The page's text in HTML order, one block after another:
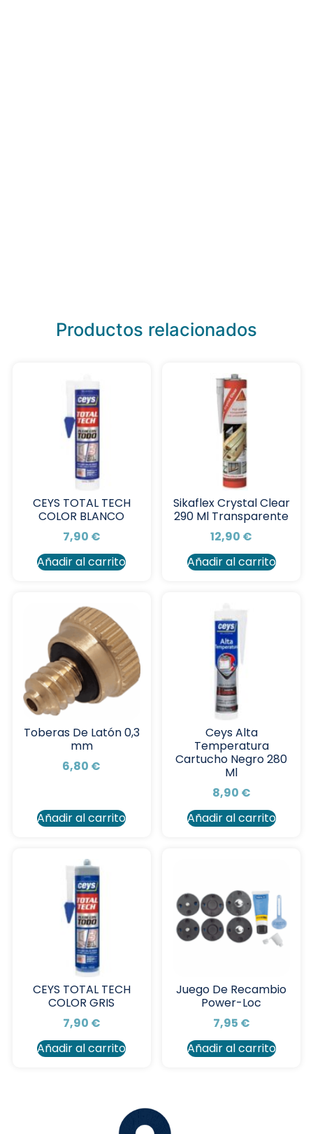
Productos relacionados
CEYS TOTAL TECH
COLOR BLANCO
7,90 €
Añadir al carrito
Sikaflex Crystal Clear
290 Ml Transparente
12,90 €
Añadir al carrito
Toberas De Latón 0,3
mm
6,80 €
Añadir al carrito
Ceys Alta
Temperatura
Cartucho Negro 280
Ml
8,90 €
Añadir al carrito
CEYS TOTAL TECH
COLOR GRIS
7,90 €
Añadir al carrito
Juego De Recambio
Power-Loc
7,95 €
Añadir al carrito